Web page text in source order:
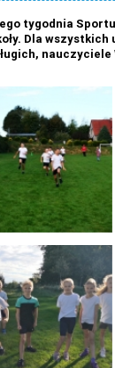
tygodnia
Dla